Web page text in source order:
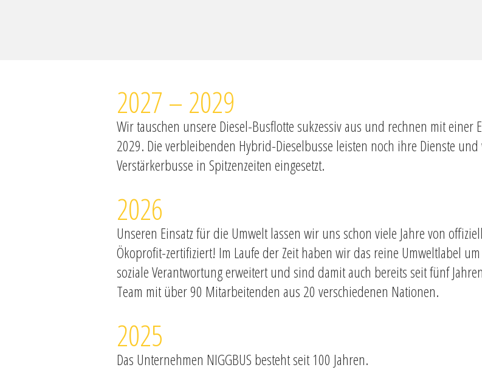
2027 – 2029
Wir tauschen unsere Diesel-Busflotte sukzessiv aus und rechnen mit einer
2029. Die verbleibenden Hybrid-Dieselbusse leisten noch ihre Dienste
Verstärkerbusse in Spitzenzeiten eingesetzt.
2026
Unseren Einsatz für die Umwelt lassen wir uns schon viele Jahre von
Ökoprofit-zertifiziert! Im Laufe der Zeit haben wir das reine Umweltlabel
soziale Verantwortung erweitert und sind damit auch bereits seit fünf
Team mit über 90 Mitarbeitenden aus 20 verschiedenen Nationen.
2025
Das Unternehmen NIGGBUS besteht seit 100 Jahren.